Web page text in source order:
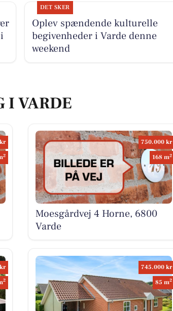
DET SKER
Oplev spændende kulturelle
begivenheder i Varde denne
weekend
I VARDE
2
750.000 kr
168 m2
Moesgårdvej 4 Horne, 6800
Varde
2
745.000 kr
85 m2